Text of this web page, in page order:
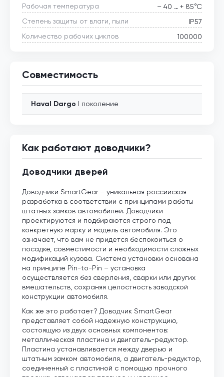
Рабочая температура
– 40 … + 85°С
Степень защиты от влаги, пыли
IP57
Количество рабочих циклов
100000
Совместимость
Haval Dargo I поколение
Как работают доводчики?
Доводчики дверей
Доводчики SmartGear – уникальная российская
разработка в соответствии с принципами работы
штатных замков автомобилей. Доводчики
проектируются и подбираются строго под
конкретную марку и модель автомобиля. Это
означает, что вам не придется беспокоиться о
посадке, совместимости и необходимости сложных
модификаций кузова. Система установки основана
на принципе Pin-to-Pin – установка
осуществляется без сверления, сварки или других
вмешательств, сохраняя целостность заводской
конструкции автомобиля.
Как же это работает? Доводчик SmartGear
представляет собой надежную конструкцию,
состоящую из двух основных компонентов:
металлическая пластина и двигатель-редуктор.
Пластина устанавливается между дверью и
штатным замком автомобиля, а двигатель-редуктор,
соединенный с пластиной с помощью прочного